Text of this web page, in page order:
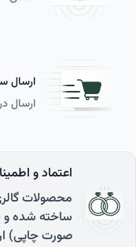
ارسال
ارسال در 24 ساعت کاری از شعب محل
اعتماد و
ساخته شده و
صورت چاپی)